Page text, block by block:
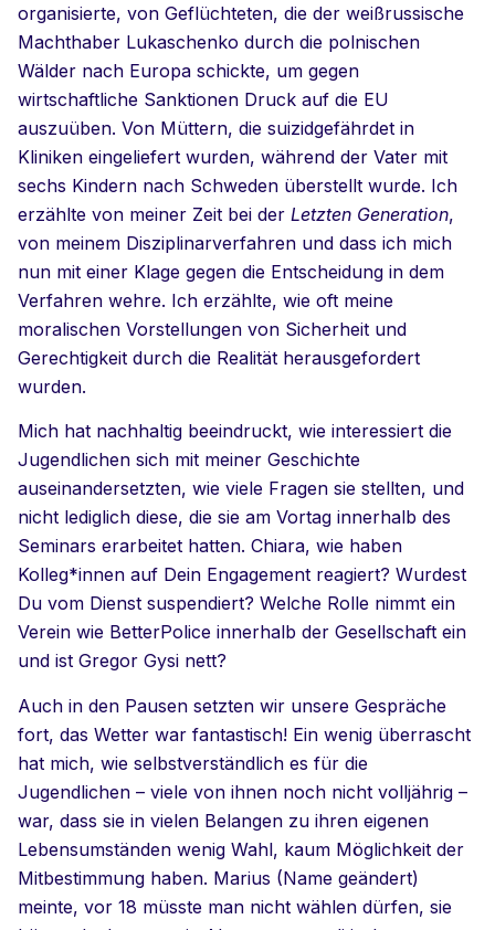
organisierte, von Geflüchteten, die der weißrussische
Machthaber Lukaschenko durch die polnischen
Wälder nach Europa schickte, um gegen
wirtschaftliche Sanktionen Druck auf die EU
auszuüben. Von Müttern, die suizidgefährdet in
Kliniken eingeliefert wurden, während der Vater mit
sechs Kindern nach Schweden überstellt wurde. Ich
erzählte von meiner Zeit bei der Letzten Generation,
von meinem Disziplinarverfahren und dass ich mich
nun mit einer Klage gegen die Entscheidung in dem
Verfahren wehre. Ich erzählte, wie oft meine
moralischen Vorstellungen von Sicherheit und
Gerechtigkeit durch die Realität herausgefordert
wurden.
Mich hat nachhaltig beeindruckt, wie interessiert die
Jugendlichen sich mit meiner Geschichte
auseinandersetzten, wie viele Fragen sie stellten, und
nicht lediglich diese, die sie am Vortag innerhalb des
Seminars erarbeitet hatten. Chiara, wie haben
Kolleg*innen auf Dein Engagement reagiert? Wurdest
Du vom Dienst suspendiert? Welche Rolle nimmt ein
Verein wie BetterPolice innerhalb der Gesellschaft ein
und ist Gregor Gysi nett?
Auch in den Pausen setzten wir unsere Gespräche
fort, das Wetter war fantastisch! Ein wenig überrascht
hat mich, wie selbstverständlich es für die
Jugendlichen – viele von ihnen noch nicht volljährig –
war, dass sie in vielen Belangen zu ihren eigenen
Lebensumständen wenig Wahl, kaum Möglichkeit der
Mitbestimmung haben. Marius (Name geändert)
meinte, vor 18 müsste man nicht wählen dürfen, sie